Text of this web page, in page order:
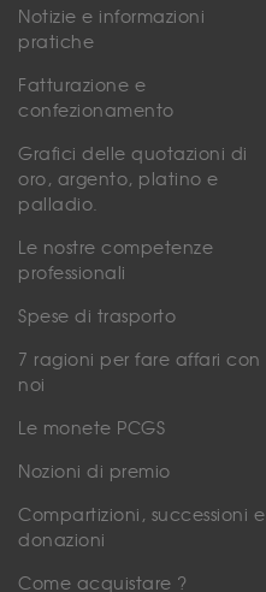
Notizie e informazioni
pratiche
Fatturazione e
confezionamento
Grafici delle quotazioni di
oro, argento, platino e
palladio.
Le nostre competenze
professionali
Spese di trasporto
7 ragioni per fare affari con
noi
Le monete PCGS
Nozioni di premio
Compartizioni, successioni e
donazioni
Come acquistare ?